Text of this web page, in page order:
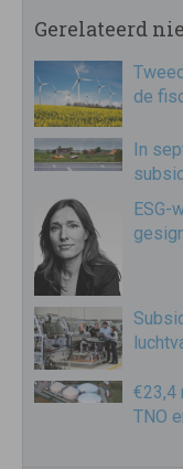
Gerelateerd
de
In
ESG-
€23,4
TNO